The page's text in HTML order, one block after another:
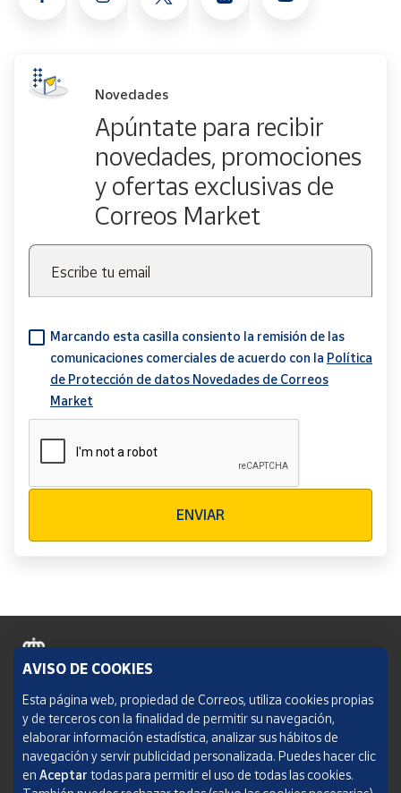
Novedades
Apúntate para recibir
novedades, promociones
y ofertas exclusivas de
Correos Market
Escribe tu email
Marcando esta casilla consiento la remisión de las
comunicaciones comerciales de acuerdo con la Política
de Protección de datos Novedades de Correos
Market
ENVIAR
Política de cookies
Aviso legal
Condiciones del servicio
AVISO DE COOKIES
Esta página web, propiedad de Correos, utiliza cookies propias
y de terceros con la finalidad de permitir su navegación,
elaborar información estadística, analizar sus hábitos de
navegación y servir publicidad personalizada. Puedes hacer clic
en Aceptar todas para permitir el uso de todas las cookies.